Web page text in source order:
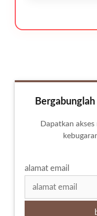
Dapatkan
alamat email